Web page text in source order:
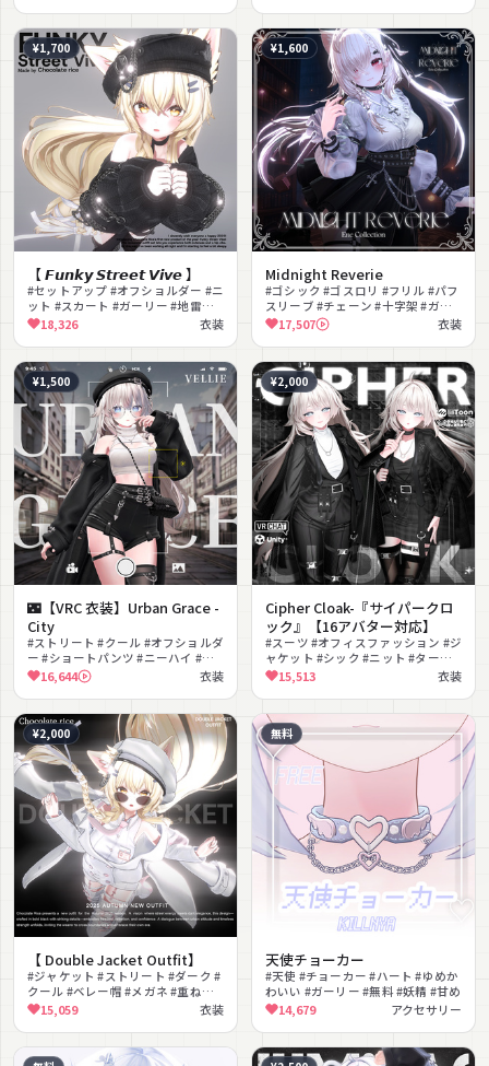
¥1,700
【 𝙁𝙪𝙣𝙠𝙮 𝙎𝙩𝙧𝙚𝙚𝙩 𝙑𝙞𝙫𝙚 】
#セットアップ #オフショルダー #ニ
ット #スカート #ガーリー #地雷系 #
量産型 #ベレー帽 #ネクタイ #チェ
18,326 衣装
¥1,600
Midnight Reverie
#ゴシック #ゴスロリ #フリル #パフ
スリーブ #チェーン #十字架 #ガー
ターベルト #セクシー #エレガント
#ロリータ
17,507 衣装
¥1,500
🌃【VRC 衣装】Urban Grace -
City
#ストリート #クール #オフショルダ
ー #ショートパンツ #ニーハイ #ベ
レー帽 #ロングコート #チェーン #
セクシー #ストッキング
16,644 衣装
¥2,000
Cipher Cloak-『サイパークロ
ック』【16アバター対応】
#スーツ #オフィスファッション #ジ
ャケット #シック #ニット #タート
ルネック #ハイレグ #大人っぽい #
通勤服 #クール
15,513 衣装
¥2,000
【 Double Jacket Outfit】
#ジャケット #ストリート #ダーク #
クール #ベレー帽 #メガネ #重ね着 #
大人っぽい #カジュアル #lilToon対
15,059 衣装
無料
天使チョーカー
#天使 #チョーカー #ハート #ゆめか
わいい #ガーリー #無料 #妖精 #甘め
14,679 アクセサリー